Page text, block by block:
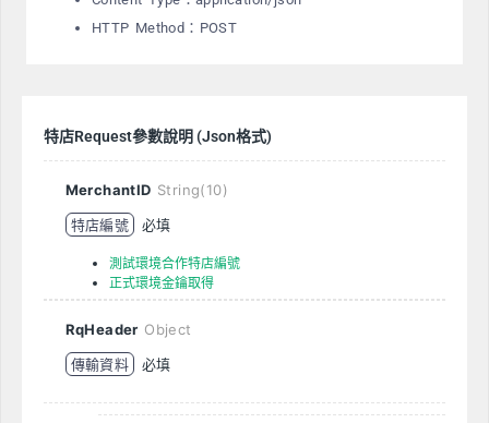
HTTP Method：POST
特店Request參數說明 (Json格式)
MerchantID String(10)
特店編號
必填
測試環境合作特店編號
正式環境金鑰取得
RqHeader Object
傳輸資料
必填